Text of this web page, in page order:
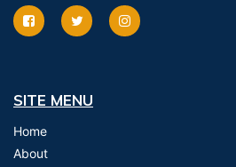
SITE MENU
Home
About